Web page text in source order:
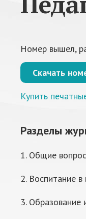
Номер вышел,
Скачать
Купить
Разделы
1. Общие
2. Воспитание
3. Образование